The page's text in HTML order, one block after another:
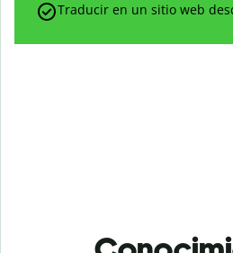
Traducir en un sitio web